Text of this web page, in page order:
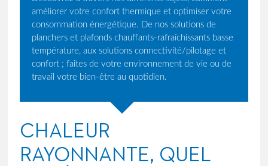
améliorer votre confort thermique et optimiser votre
consommation énergétique. De nos solutions de
planchers et plafonds chauffants-rafraîchissants basse
température, aux solutions connectivité/pilotage et
confort ; faites de votre environnement de vie ou de
travail votre bien-être au quotidien.
CHALEUR
RAYONNANTE, QUEL